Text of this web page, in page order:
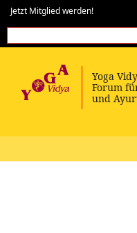
Jetzt Mitglied werden!